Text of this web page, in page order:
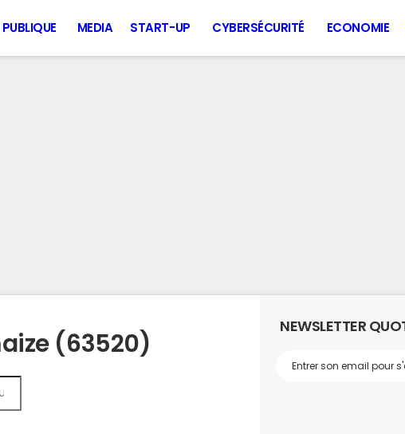
MEDIA START-UP CYBERSÉCURITÉ ECONOMIE
(63520)
NEWSLETTER